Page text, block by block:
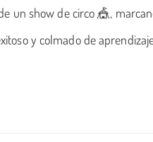
un show de circo 🎪,
y colmado de